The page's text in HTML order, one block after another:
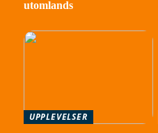
utomlands
UPPLEVELSER